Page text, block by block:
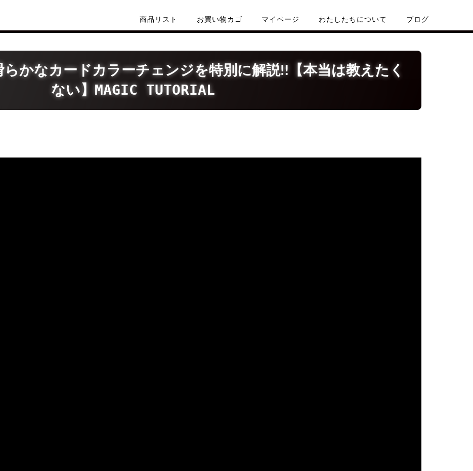
商品リスト お買い物カゴ マイページ わたしたちについて ブログ
らかなカードカラーチェンジを特別に解説‼️【本当は教えたく
ない】MAGIC TUTORIAL